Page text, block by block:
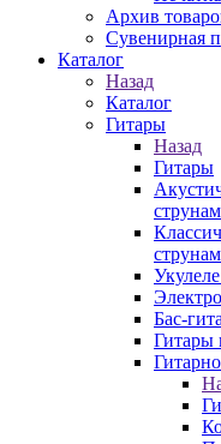
Архив
Сувенирная
Каталог
Назад
Каталог
Гитары
Назад
Гитары
Бас-
Гитары